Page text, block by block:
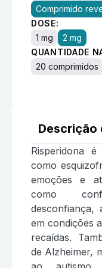
Comprimido
DOSE:
1 mg
2 mg
QUANTIDADE
20 comprimidos
Descrição
Risperidona
como
emoções e
como
desconfiança,
em condições
recaídas.
de Alzheimer,